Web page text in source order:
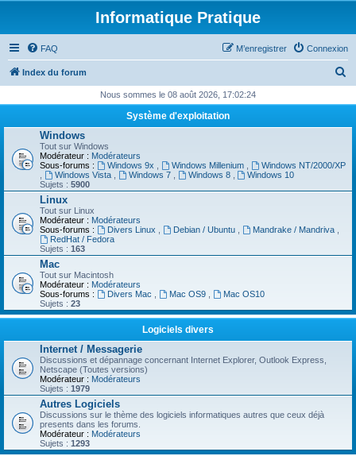
Informatique Pratique
FAQ Connexion
M’enregistrer
Index du forum
h
Nous sommes le 08 août 2026, 17:02:24
Système d'exploitation
Windows
Tout sur Windows
Modérateur : Modérateurs
Sous-forums :
Windows 9x Windows Millenium
Windows NT/2000/XP
Windows Vista Windows 7 Windows 8
Windows 10
Sujets : 5900
Linux
Tout sur Linux
Modérateur : Modérateurs
Sous-forums :
Divers Linux Debian / Ubuntu Mandrake / Mandriva
RedHat / Fedora
Sujets : 163
Mac
Tout sur Macintosh
Modérateur : Modérateurs
Sous-forums :
Divers Mac Mac OS9
Mac OS10
Sujets : 23
Logiciels divers
Internet / Messagerie
Discussions et dépannage concernant Internet Explorer, Outlook Express,
Netscape (Toutes versions)
Modérateur : Modérateurs
Sujets : 1979
Autres Logiciels
Discussions sur le thème des logiciels informatiques autres que ceux déjà
presents dans les forums.
Modérateur : Modérateurs
Sujets : 1293